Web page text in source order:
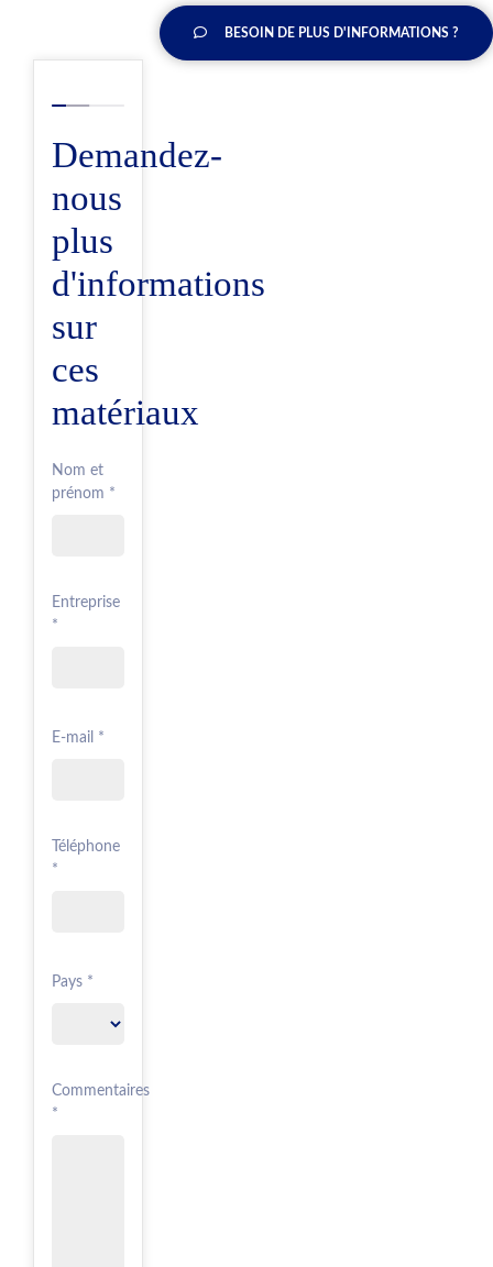
BESOIN DE PLUS D'INFORMATIONS ?
Demandez-
nous
plus
d'informations
sur
ces
matériaux
Nom et
prénom *
Entreprise
*
E-mail *
Téléphone
*
Pays *
Commentaires
*